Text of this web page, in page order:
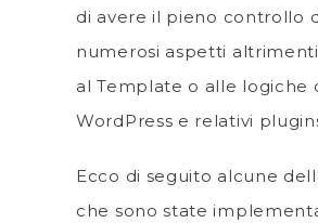
di avere il pieno controllo
numerosi aspetti
al Template o alle logiche
WordPress e relativi
Ecco di seguito alcune
che sono state